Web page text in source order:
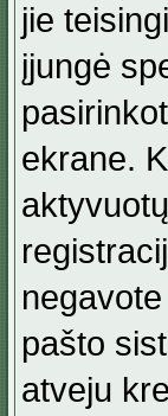
jie
įjungė
ekrane.
pašto
atveju